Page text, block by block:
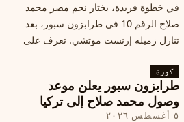
في خطوة فريدة، يختار نجم مصر محمد
صلاح الرقم 10 في طرابزون سبور، بعد
تنازل زميله إرنست موتشي. تعرف على
كورة
طرابزون سبور يعلن موعد
وصول محمد صلاح إلى تركيا
٥ أغسطس ٢٠٢٦